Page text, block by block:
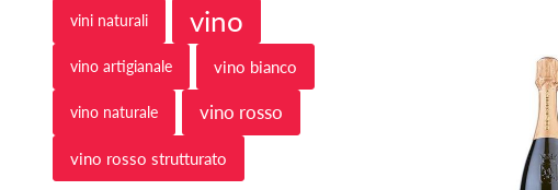
vini naturali vino
vino artigianale vino bianco
vino naturale vino rosso
vino rosso strutturato